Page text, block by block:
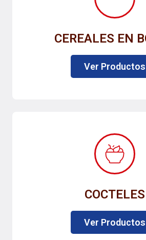
CEREALES EN
Ver Productos
COCTELES
Ver Productos